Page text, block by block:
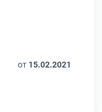
от 15.02.2021